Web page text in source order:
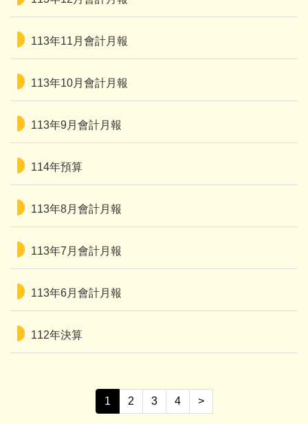
113年11月會計月報
113年10月會計月報
113年9月會計月報
114年預算
113年8月會計月報
113年7月會計月報
113年6月會計月報
112年決算
1 2 3 4 >